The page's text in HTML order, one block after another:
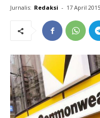
Jurnalis: Redaksi - 17 April 2015